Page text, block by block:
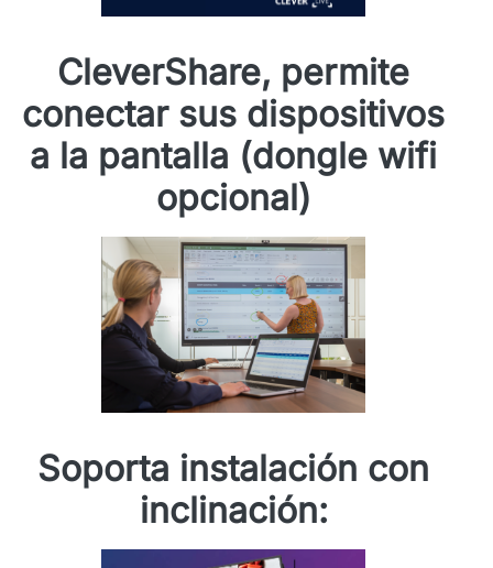
CleverShare, permite
conectar sus dispositivos
a la pantalla (dongle wifi
opcional)
Soporta instalación con
inclinación: